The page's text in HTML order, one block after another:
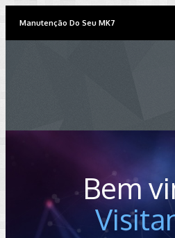
Manutenção Do Seu MK7
Bem